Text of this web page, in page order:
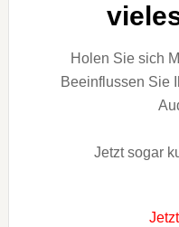
Holen Sie sich
Beeinflussen Sie
Jetzt sogar